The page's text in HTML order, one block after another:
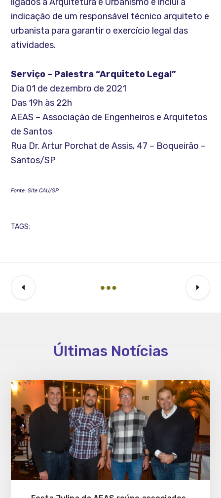
indicação de um responsável técnico arquiteto e
urbanista para garantir o exercício legal das
atividades.
Serviço – Palestra “Arquiteto Legal”
Dia 01 de dezembro de 2021
Das 19h às 22h
AEAS – Associação de Engenheiros e Arquitetos
de Santos
Rua Dr. Artur Porchat de Assis, 47 – Boqueirão –
Santos/SP
Fonte: Site CAU/SP
TAGS:
Últimas Notícias